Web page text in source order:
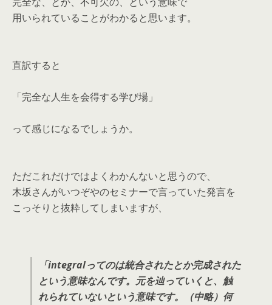
用いられていることがわかると思います。
直訳すると
「完全な人生を会得する学び場」
って感じになるでしょうか。
ただこれだけではよくわかんないと思うので、
木坂さんがいつぞやのセミナーで言っていた発言を
こっそりと抜粋してしまいますが、
「integralってのは統合されたとか完成された
という意味なんです。元を辿っていくと、触
れられていないという意味です。（中略）何